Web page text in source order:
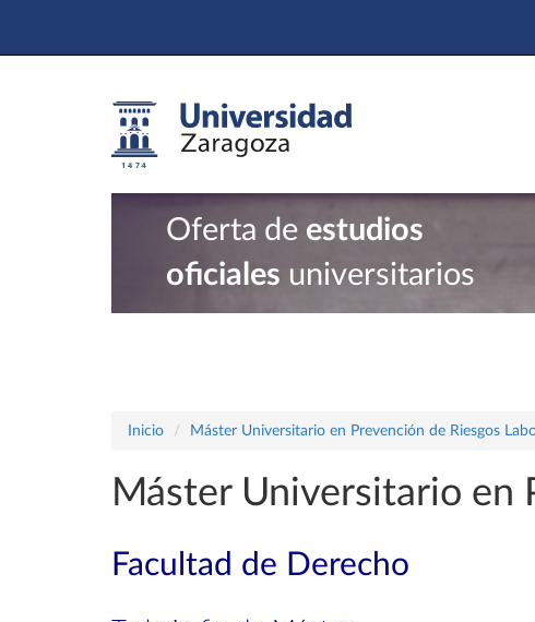
Oferta de estudios
oficiales universitarios
Inicio Máster Universitario en Prevención de Riesgos
Máster Universitario en
Facultad de Derecho